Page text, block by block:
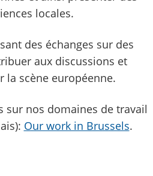
locales.
des échanges sur des
aux discussions et
la scène européenne.
sur nos domaines de travail
Our work in Brussels.